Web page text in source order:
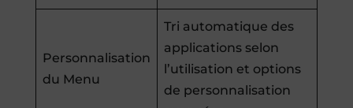
Personnalisation
du Menu
Tri automatique des
applications selon
l’utilisation et options
de personnalisation